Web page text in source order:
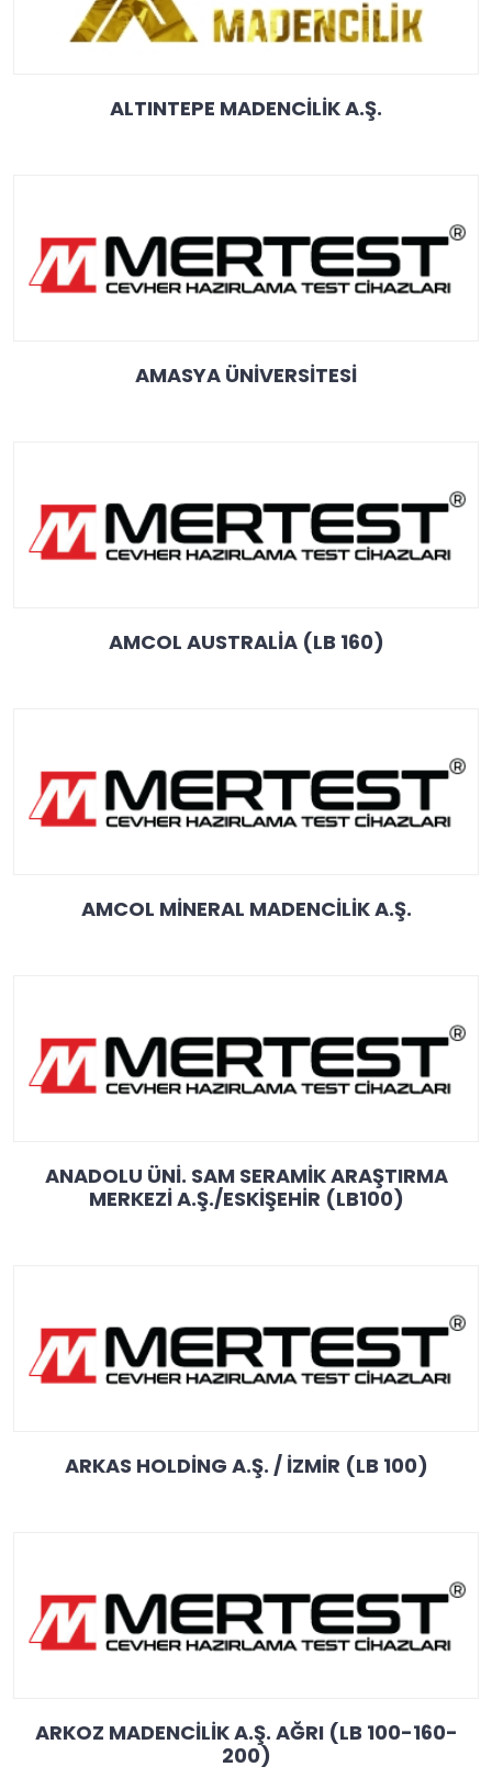
ALTINTEPE MADENCİLİK A.Ş.
AMASYA ÜNİVERSİTESİ
AMCOL AUSTRALİA (LB 160)
AMCOL MİNERAL MADENCİLİK A.Ş.
ANADOLU ÜNİ. SAM SERAMİK ARAŞTIRMA
MERKEZİ A.Ş./ESKİŞEHİR (LB100)
ARKAS HOLDİNG A.Ş. / İZMİR (LB 100)
ARKOZ MADENCİLİK A.Ş. AĞRI (LB 100-160-
200)